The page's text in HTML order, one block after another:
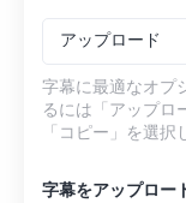
アップロード
字幕に最適なオプ
るには「アップロ
「コピー」を選択
字幕をアップロー